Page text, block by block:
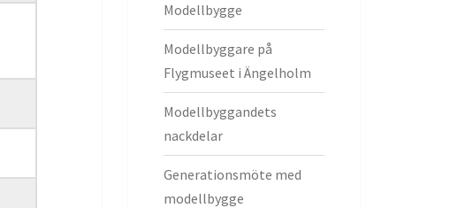
Modellbygge
Modellbyggare på
Flygmuseet i Ängelholm
Modellbyggandets
nackdelar
Generationsmöte med
modellbygge